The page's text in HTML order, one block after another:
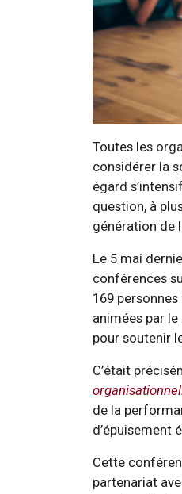
Toutes les
considérer la
égard
question, à
génération de
Le 5 mai
conférences
169
animées par
pour soutenir
C’était
de la
d’épuisement
Cette
partenariat